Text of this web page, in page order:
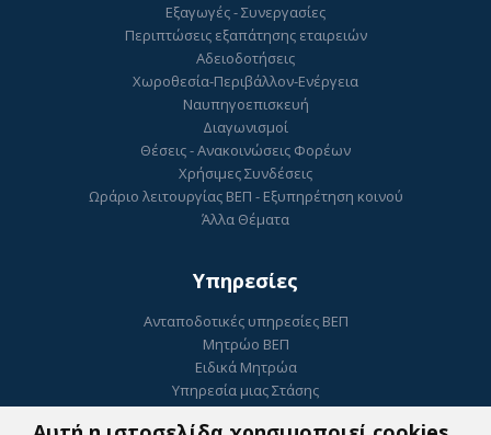
Εξαγωγές - Συνεργασίες
Περιπτώσεις εξαπάτησης εταιρειών
Αδειοδοτήσεις
Χωροθεσία-Περιβάλλον-Ενέργεια
Ναυπηγοεπισκευή
Διαγωνισμοί
Θέσεις - Ανακοινώσεις Φορέων
Χρήσιμες Συνδέσεις
Ωράριο λειτουργίας ΒΕΠ - Εξυπηρέτηση κοινού
Άλλα Θέματα
Υπηρεσίες
Ανταποδοτικές υπηρεσίες ΒΕΠ
Μητρώο ΒΕΠ
Ειδικά Μητρώα
Υπηρεσία μιας Στάσης
Ηλεκτρονικό Επιμελητήριο